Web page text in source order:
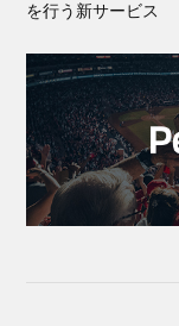
を⾏う新サービス